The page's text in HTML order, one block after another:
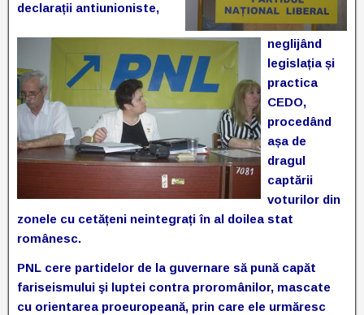
declarații antiunioniste,
neglijând
legislația și
practica
CEDO,
procedând
așa de
dragul
captării
voturilor din
zonele cu cetățeni neintegrați în al doilea stat
românesc.
PNL cere partidelor de la guvernare să pună capăt
fariseismului şi luptei contra proromânilor, mascate
cu orientarea proeuropeană, prin care ele urmăresc